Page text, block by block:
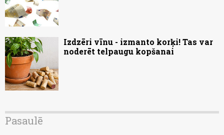
Izdzēri vīnu - izmanto korķi! Tas var
noderēt telpaugu kopšanai
Pasaulē